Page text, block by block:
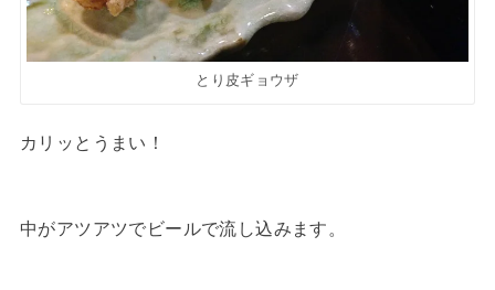
とり皮ギョウザ
カリッとうまい！
中がアツアツでビールで流し込みます。